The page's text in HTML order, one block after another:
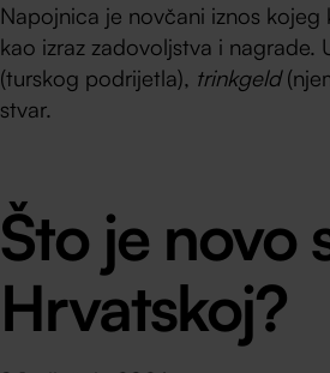
Napojnica je novčani iznos
kao izraz zadovoljstva i nagrade.
(turskog podrijetla), trinkgeld
stvar.
Što je novo
Hrvatskoj?